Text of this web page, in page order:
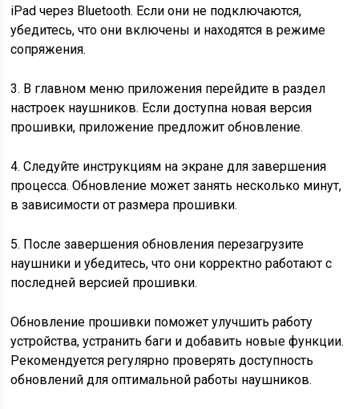
iPad через Bluetooth. Если они не подключаются,
убедитесь, что они включены и находятся в режиме
сопряжения.
3. В главном меню приложения перейдите в раздел
настроек наушников. Если доступна новая версия
прошивки, приложение предложит обновление.
4. Следуйте инструкциям на экране для завершения
процесса. Обновление может занять несколько минут,
в зависимости от размера прошивки.
5. После завершения обновления перезагрузите
наушники и убедитесь, что они корректно работают с
последней версией прошивки.
Обновление прошивки поможет улучшить работу
устройства, устранить баги и добавить новые функции.
Рекомендуется регулярно проверять доступность
обновлений для оптимальной работы наушников.